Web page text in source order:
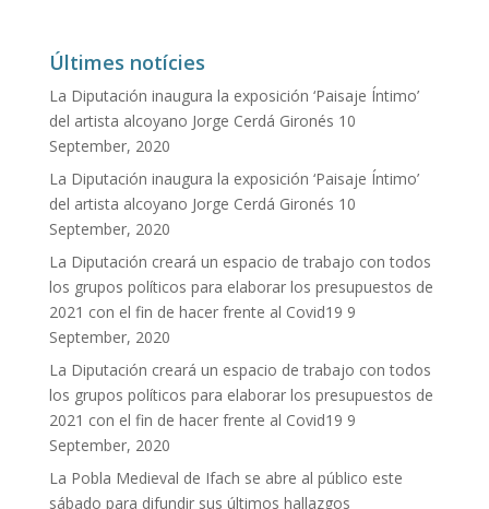
Últimes notícies
La Diputación inaugura la exposición ‘Paisaje Íntimo’
del artista alcoyano Jorge Cerdá Gironés 10
September, 2020
La Diputación inaugura la exposición ‘Paisaje Íntimo’
del artista alcoyano Jorge Cerdá Gironés 10
September, 2020
La Diputación creará un espacio de trabajo con todos
los grupos políticos para elaborar los presupuestos de
2021 con el fin de hacer frente al Covid19 9
September, 2020
La Diputación creará un espacio de trabajo con todos
los grupos políticos para elaborar los presupuestos de
2021 con el fin de hacer frente al Covid19 9
September, 2020
La Pobla Medieval de Ifach se abre al público este
sábado para difundir sus últimos hallazgos